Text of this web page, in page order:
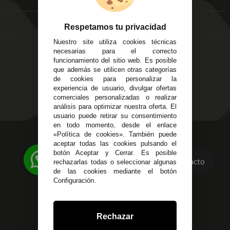
FAQ's
Local 3
C/ Ingeniero Iribarren,
14
Alzira - Valencia
C/ Esplugues, 135
Entregas y
Devoluciones
Política de Privacidad
Pago Seguro
Terminos y
Condiciones Generales
Políticas de Cookies
623 23 31 98
Atendemos Whatsapp
955 44 45 43/955 44 45 44
Avenida Plaza de Toros,
Contacto
Respetamos tu privacidad
Nuestro site utiliza cookies técnicas
necesarias para el correcto
funcionamiento del sitio web. Es posible
que además se utilicen otras categorías
de cookies para personalizar la
experiencia de usuario, divulgar ofertas
comerciales personalizadas o realizar
análisis para optimizar nuestra oferta. El
usuario puede retirar su consentimiento
en todo momento, desde el enlace
«Política de cookies». También puede
aceptar todas las cookies pulsando el
botón Aceptar y Cerrar. Es posible
rechazarlas todas o seleccionar algunas
de las cookies mediante el botón
Configuración.
Rechazar